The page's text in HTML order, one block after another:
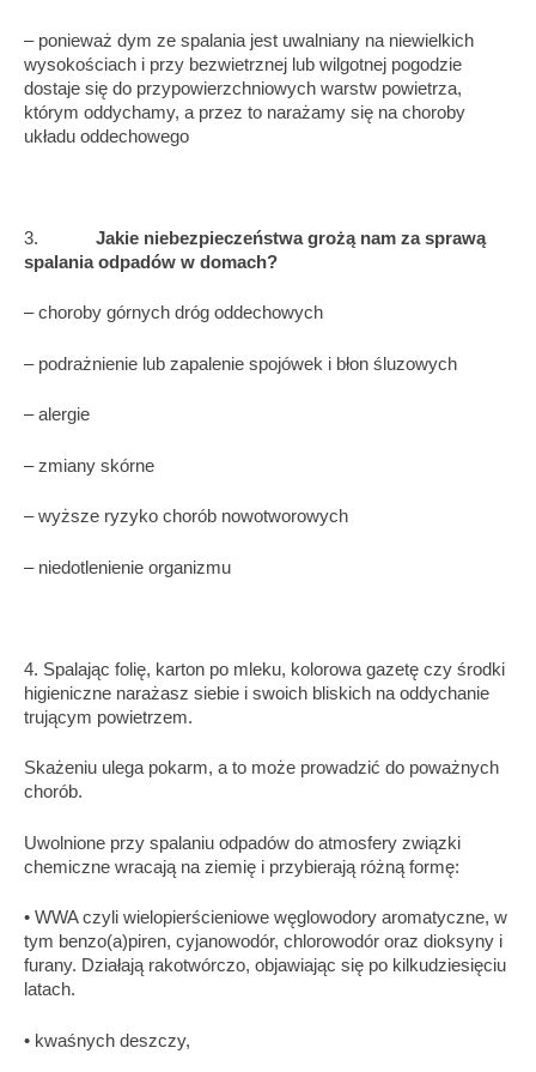
– ponieważ dym ze spalania jest uwalniany na niewielkich
wysokościach i przy bezwietrznej lub wilgotnej pogodzie
dostaje się do przypowierzchniowych warstw powietrza,
którym oddychamy, a przez to narażamy się na choroby
układu oddechowego
3. Jakie niebezpieczeństwa grożą nam za sprawą
spalania odpadów w domach?
– choroby górnych dróg oddechowych
– podrażnienie lub zapalenie spojówek i błon śluzowych
– alergie
– zmiany skórne
– wyższe ryzyko chorób nowotworowych
– niedotlenienie organizmu
4. Spalając folię, karton po mleku, kolorowa gazetę czy środki
higieniczne narażasz siebie i swoich bliskich na oddychanie
trującym powietrzem.
Skażeniu ulega pokarm, a to może prowadzić do poważnych
chorób.
Uwolnione przy spalaniu odpadów do atmosfery związki
chemiczne wracają na ziemię i przybierają różną formę:
• WWA czyli wielopierścieniowe węglowodory aromatyczne, w
tym benzo(a)piren, cyjanowodór, chlorowodór oraz dioksyny i
furany. Działają rakotwórczo, objawiając się po kilkudziesięciu
latach.
• kwaśnych deszczy,